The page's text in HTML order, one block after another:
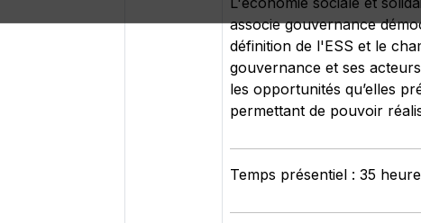
associe gouvernance
définition de l'ESS et le
gouvernance et ses
les opportunités qu’elles
permettant de pouvoir
Temps présentiel : 35